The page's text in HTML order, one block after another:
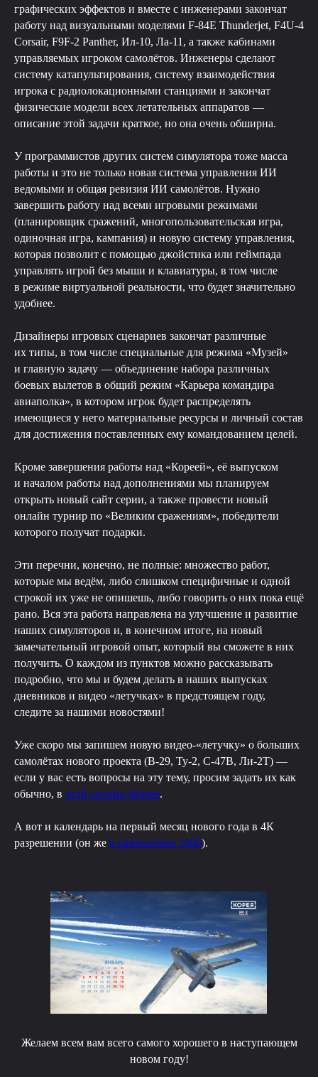
графических эффектов и вместе с инженерами закончат
работу над визуальными моделями F-84E Thunderjet, F4U-4
Corsair, F9F-2 Panther, Ил-10, Ла-11, а также кабинами
управляемых игроком самолётов. Инженеры сделают
систему катапультирования, систему взаимодействия
игрока с радиолокационными станциями и закончат
физические модели всех летательных аппаратов —
описание этой задачи краткое, но она очень обширна.
У программистов других систем симулятора тоже масса
работы и это не только новая система управления ИИ
ведомыми и общая ревизия ИИ самолётов. Нужно
завершить работу над всеми игровыми режимами
(планировщик сражений, многопользовательская игра,
одиночная игра, кампания) и новую систему управления,
которая позволит с помощью джойстика или геймпада
управлять игрой без мыши и клавиатуры, в том числе
в режиме виртуальной реальности, что будет значительно
удобнее.
Дизайнеры игровых сценариев закончат различные
их типы, в том числе специальные для режима «Музей»
и главную задачу — объединение набора различных
боевых вылетов в общий режим «Карьера командира
авиаполка», в котором игрок будет распределять
имеющиеся у него материальные ресурсы и личный состав
для достижения поставленных ему командованием целей.
Кроме завершения работы над «Кореей», её выпуском
и началом работы над дополнениями мы планируем
открыть новый сайт серии, а также провести новый
онлайн турнир по «Великим сражениям», победители
которого получат подарки.
Эти перечни, конечно, не полные: множество работ,
которые мы ведём, либо слишком специфичные и одной
строкой их уже не опишешь, либо говорить о них пока ещё
рано. Вся эта работа направлена на улучшение и развитие
наших симуляторов и, в конечном итоге, на новый
замечательный игровой опыт, который вы сможете в них
получить. О каждом из пунктов можно рассказывать
подробно, что мы и будем делать в наших выпусках
дневников и видео «летучках» в предстоящем году,
следите за нашими новостями!
Уже скоро мы запишем новую видео-«летучку» о больших
самолётах нового проекта (B-29, Ту-2, C-47B, Ли-2Т) —
если у вас есть вопросы на эту тему, просим задать их как
обычно, в этой онлайн-форме.
А вот и календарь на первый месяц нового года в 4К
разрешении (он же в разрешении 1080).
Желаем всем вам всего самого хорошего в наступающем
новом году!